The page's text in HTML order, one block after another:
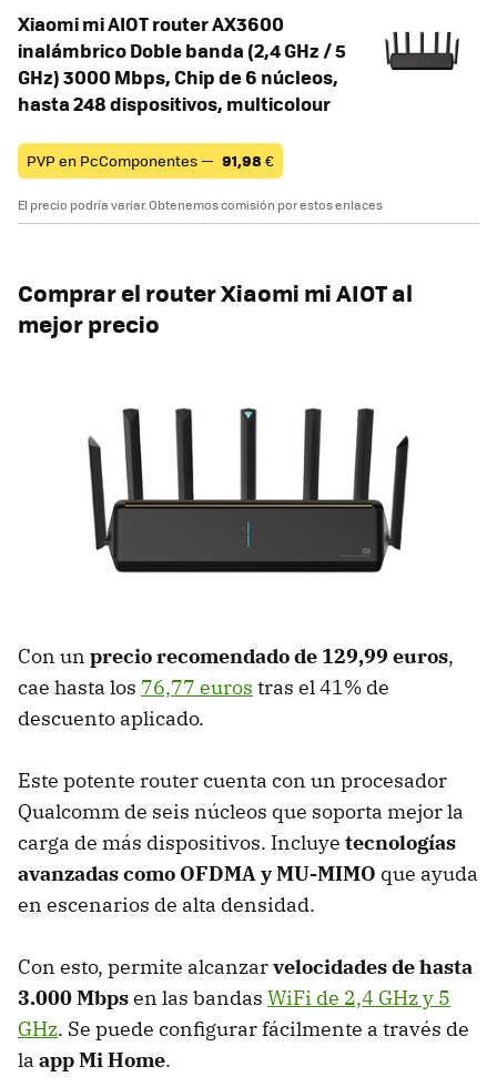
Xiaomi mi AIOT router AX3600
inalámbrico Doble banda (2,4 GHz / 5
GHz) 3000 Mbps, Chip de 6 núcleos,
hasta 248 dispositivos, multicolour
PVP en PcComponentes — 91,98 €
El precio podría variar. Obtenemos comisión por estos enlaces
Comprar el router Xiaomi mi AIOT al
mejor precio
Con un precio recomendado de 129,99 euros,
cae hasta los 76,77 euros tras el 41% de
descuento aplicado.
Este potente router cuenta con un procesador
Qualcomm de seis núcleos que soporta mejor la
carga de más dispositivos. Incluye tecnologías
avanzadas como OFDMA y MU-MIMO que ayuda
en escenarios de alta densidad.
Con esto, permite alcanzarvelocidades de hasta
3.000 Mbpsen las bandas WiFi de 2,4 GHz y 5
GHz. Se puede configurar fácilmente a través de
la app Mi Home.